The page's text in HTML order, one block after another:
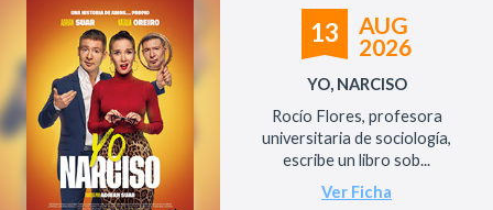
13
AUG
2026
YO, NARCISO
Rocío Flores, profesora
universitaria de sociología,
escribe un libro sob...
Ver Ficha